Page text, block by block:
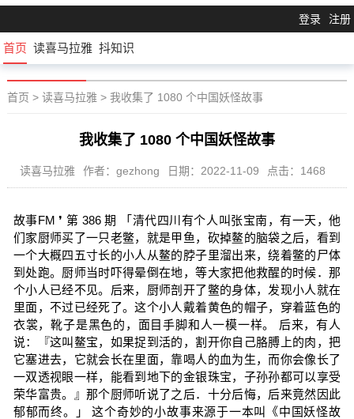
登录 注册
首页 读喜马拉雅 抖知识
首页 > 读喜马拉雅> 我收集了 1080 个中国妖怪故事
我收集了 1080 个中国妖怪故事
读喜马拉雅 作者：gezhong 日期：2022-11-09 点击：1468
故事FM ❜ 第 386 期 「清代四川有个人叫张宝南，有一天，他
们家厨师买了一只老鳖，就是甲鱼，砍掉鳌的脑袋之后，看到
一个大概四五寸长的小人从鳌的脖子里溜出来，绕着鳖的尸体
到处跑。厨师当时吓得晕倒在地，等大家把他救醒的时候．那
个小人已经不见。后来，厨师剖开了鳖的身体，发现小人就在
里面，不过已经死了。这个小人戴着黄色的帽子，穿着蓝色的
衣裳，靴子是黑色的，面目手脚和人一模一样。 后来，有人
说：『这叫鳌宝，如果捉到活的，割开你自己胳膊上的肉，把
它塞进去，它就会长在里面，靠喝人的血为生，而你会像长了
一双透视眼一样，能看到地下的金银珠宝，子孙孙都可以享受
荣华富贵。』那个厨师听说了之后．十分后悔，后来竟然因此
郁郁而终。」 这个奇妙的小故事来源于一本叫《中国妖怪故